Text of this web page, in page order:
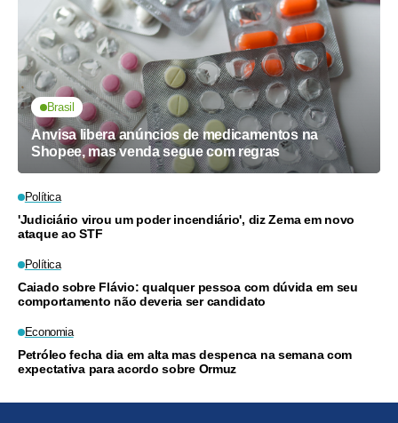
Brasil
Anvisa libera anúncios de medicamentos na
Shopee, mas venda segue com regras
Política
'Judiciário virou um poder incendiário', diz Zema em novo
ataque ao STF
Política
Caiado sobre Flávio: qualquer pessoa com dúvida em seu
comportamento não deveria ser candidato
Economia
Petróleo fecha dia em alta mas despenca na semana com
expectativa para acordo sobre Ormuz